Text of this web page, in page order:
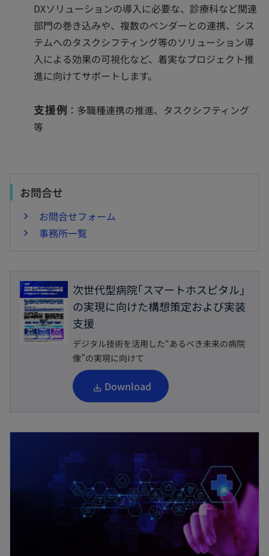
DXソリューションの導入に必要な、診療科など関連
部門の巻き込みや、複数のベンダーとの連携、シス
テムへのタスクシフティング等のソリューション導
入による効果の可視化など、着実なプロジェクト推
進に向けてサポートします。
支援例 ：多職種連携の推進、タスクシフティング
等
お問合せ
お問合せフォーム
事務所一覧
次世代型病院｢スマートホスピタル｣
の実現に向けた構想策定および実装
支援
デジタル技術を活用した“あるべき未来の病院
像”の実現に向けて
Download
新
し
タ
開
く
新しいタブで開く